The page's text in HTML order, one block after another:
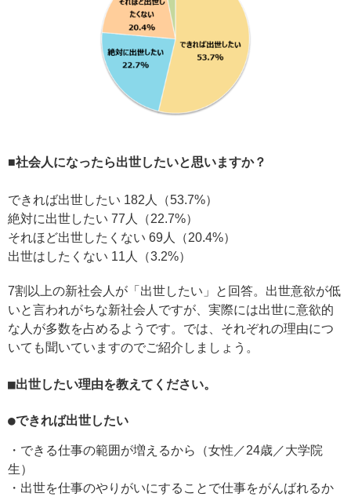
■社会人になったら出世したいと思いますか？
できれば出世したい 182人（53.7%）
絶対に出世したい 77人（22.7%）
それほど出世したくない 69人（20.4%）
出世はしたくない 11人（3.2%）
7割以上の新社会人が「出世したい」と回答。出世意欲が低
いと言われがちな新社会人ですが、実際には出世に意欲的
な人が多数を占めるようです。では、それぞれの理由につ
いても聞いていますのでご紹介しましょう。
■出世したい理由を教えてください。
●できれば出世したい
・できる仕事の範囲が増えるから（女性／24歳／大学院
生）
・出世を仕事のやりがいにすることで仕事をがんばれるか